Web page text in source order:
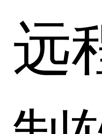
远